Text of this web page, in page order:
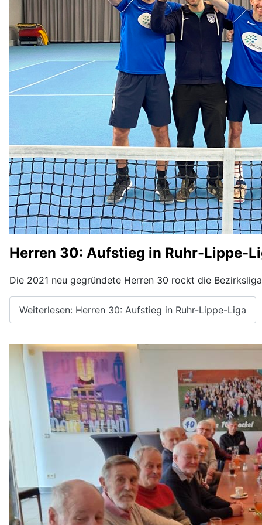
Herren 30: Aufstieg in Ruhr-Lippe-
Die 2021 neu gegründete Herren 30 rockt die
Weiterlesen: Herren 30: Aufstieg in Ruhr-Lippe-Liga